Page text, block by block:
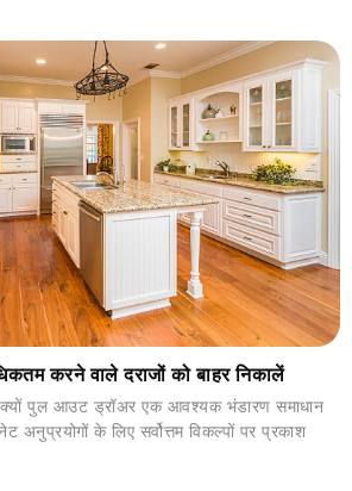
करने वाले दराजों को बाहर निकालें
क्यों पुल आउट ड्रॉअर एक आवश्यक भंडारण समाधान
अनुप्रयोगों के लिए सर्वोत्तम विकल्पों पर प्रकाश